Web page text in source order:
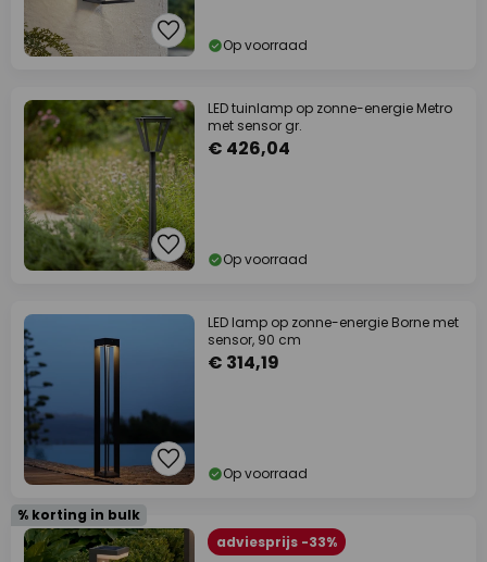
Op voorraad
LED tuinlamp op zonne-energie Metro
met sensor gr.
€ 426,04
Op voorraad
LED lamp op zonne-energie Borne met
sensor, 90 cm
€ 314,19
Op voorraad
% korting in bulk
adviesprijs -33%